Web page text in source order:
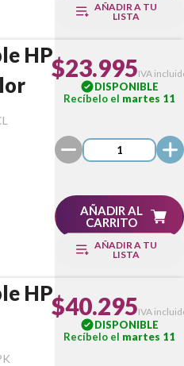
AÑADIR A TU
LISTA
HP$23.995IVA
DISPONIBLE
Recíbelo el martes 11
AÑADIR AL
CARRITO
AÑADIR A TU
LISTA
HP$40.295IVA
DISPONIBLE
Recíbelo el martes 11